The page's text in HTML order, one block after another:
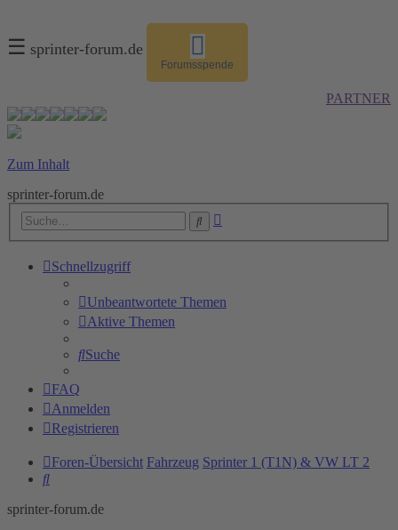
☰ sprinter-forum.de
Forumsspende
PARTNER
Zum Inhalt
sprinter-forum.de
Suche
Schnellzugriff
Unbeantwortete Themen
Aktive Themen
Suche
FAQ
Anmelden
Registrieren
Foren-Übersicht Fahrzeug Sprinter 1 (T1N) & VW LT 2
Suche
sprinter-forum.de